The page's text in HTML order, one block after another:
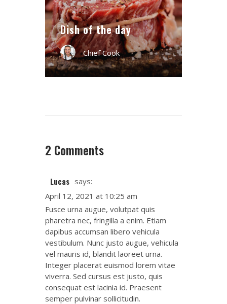
Dish of the day
Chief Cook
2 Comments
Lucas says:
April 12, 2021 at 10:25 am
Fusce urna augue, volutpat quis
pharetra nec, fringilla a enim. Etiam
dapibus accumsan libero vehicula
vestibulum. Nunc justo augue, vehicula
vel mauris id, blandit laoreet urna.
Integer placerat euismod lorem vitae
viverra. Sed cursus est justo, quis
consequat est lacinia id. Praesent
semper pulvinar sollicitudin.